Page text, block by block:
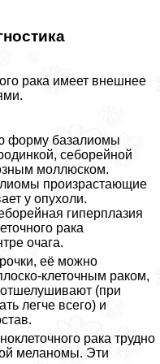
paка имеет внешнее
форму базалиомы
себорейной
моллюском.
произрастающие
у опухоли.
гиперплазия
paка
очага.
её можно
клеточным paком,
отшелушивают (при
легче всего) и
paка трудно
меланомы. Эти